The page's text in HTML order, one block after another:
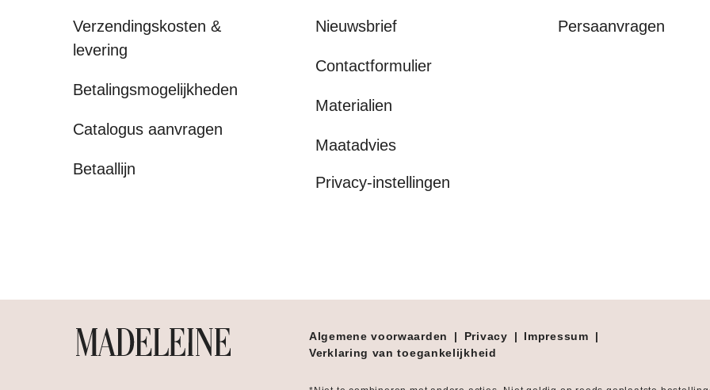
Verzendingskosten &
levering
Betalingsmogelijkheden
Catalogus aanvragen
Betaallijn
Nieuwsbrief
Contactformulier
Materialien
Maatadvies
Privacy-instellingen
Persaanvragen
Algemene voorwaarden | Privacy | Impressum
|
Verklaring van toegankelijkheid